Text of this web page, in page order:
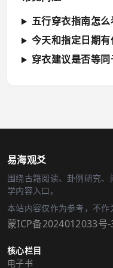
五行穿衣指南怎么
今天和指定日期有
穿衣建议是否等同
易海观爻
围绕古籍阅读、卦例研究
学内容入口。
本站内容仅作为参考，不作
蒙ICP备2024012033号-
核心栏目
电子书